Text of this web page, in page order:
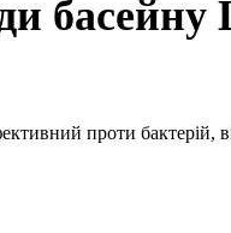
проти бактерій,